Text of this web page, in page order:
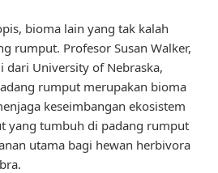
bioma lain yang tak kalah
rumput. Profesor Susan Walker,
dari University of Nebraska,
rumput merupakan bioma
keseimbangan ekosistem
yang tumbuh di padang rumput
utama bagi hewan herbivora